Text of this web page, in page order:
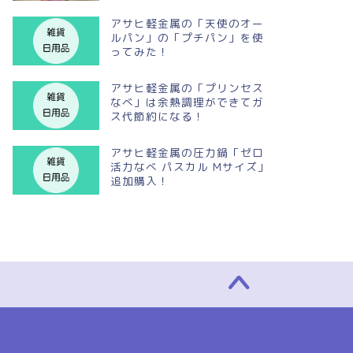
アサヒ軽金属の「天使のオー
ルパン」の「プチパン」を使
ってみた！
アサヒ軽金属の「プリンセス
なべ」は余熱調理ができてガ
ス代節約になる！
アサヒ軽金属の圧力鍋「ゼロ
活力なべ パスカル Mサイズ」
追加購入！